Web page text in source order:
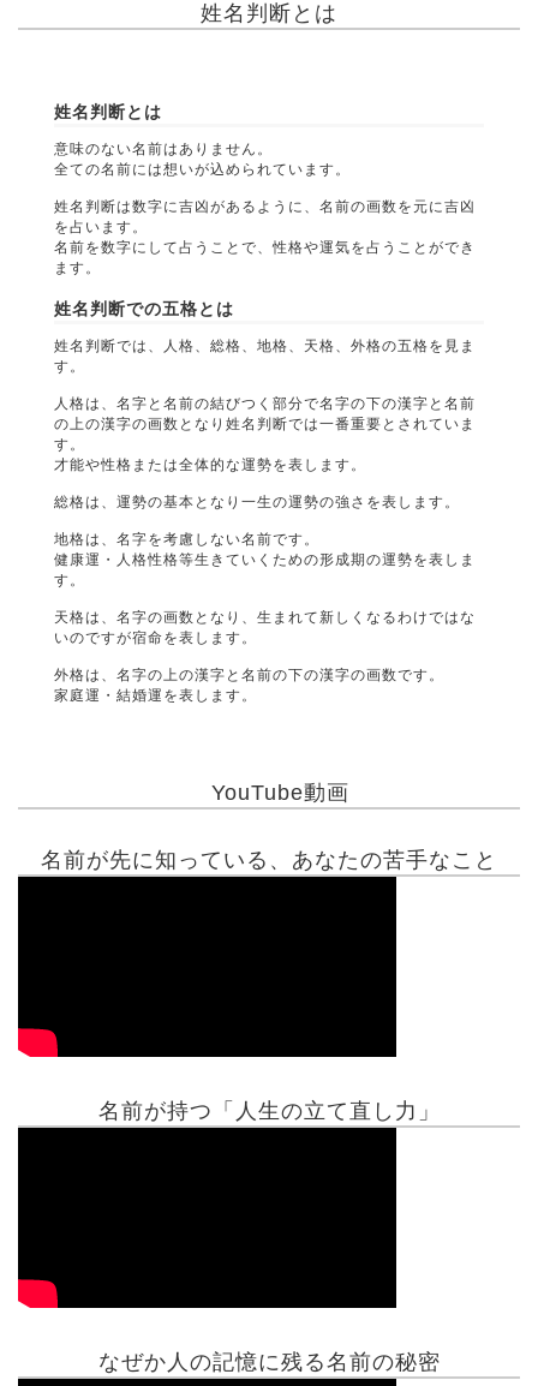
姓名判断とは
姓名判断とは
意味のない名前はありません。
全ての名前には想いが込められています。
姓名判断は数字に吉凶があるように、名前の画数を元に吉凶
を占います。
名前を数字にして占うことで、性格や運気を占うことができ
ます。
姓名判断での五格とは
姓名判断では、人格、総格、地格、天格、外格の五格を見ま
す。
人格は、名字と名前の結びつく部分で名字の下の漢字と名前
の上の漢字の画数となり姓名判断では一番重要とされていま
す。
才能や性格または全体的な運勢を表します。
総格は、運勢の基本となり一生の運勢の強さを表します。
地格は、名字を考慮しない名前です。
健康運・人格性格等生きていくための形成期の運勢を表しま
す。
天格は、名字の画数となり、生まれて新しくなるわけではな
いのですが宿命を表します。
外格は、名字の上の漢字と名前の下の漢字の画数です。
家庭運・結婚運を表します。
YouTube動画
名前が先に知っている、あなたの苦手なこと
名前が持つ「人生の立て直し力」
なぜか人の記憶に残る名前の秘密